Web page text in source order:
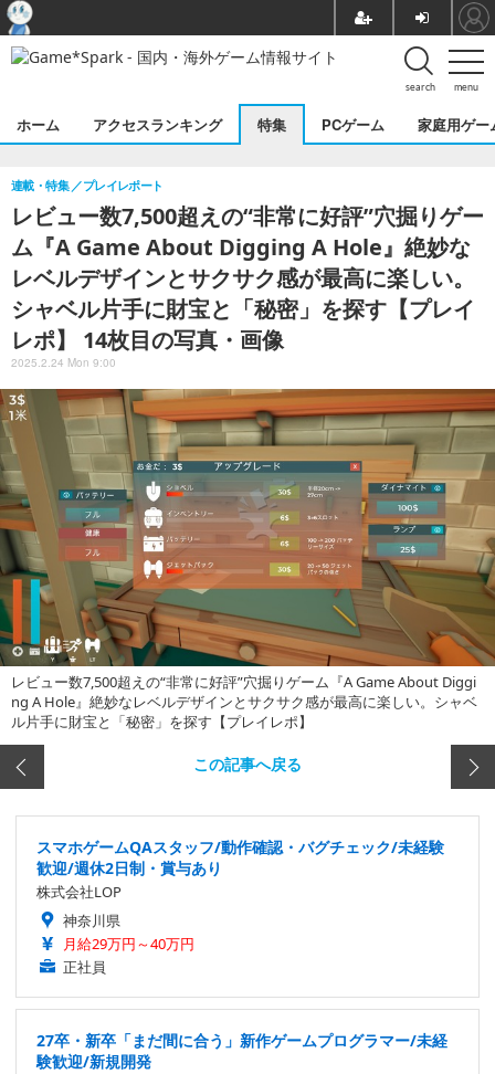
menu
search
ホーム アクセスランキング 特集 PCゲーム 家庭用ゲー
レビュー数7,500超えの“非常に好評”穴掘りゲー
ム『A Game About Digging A Hole』絶妙な
レベルデザインとサクサク感が最高に楽しい。
シャベル片手に財宝と「秘密」を探す【プレイ
レポ】 14枚目の写真・画像
連載・特集 プレイレポート
2025.2.24 Mon 9:00
レビュー数7,500超えの“非常に好評”穴掘りゲーム『A Game About Diggi
ng A Hole』絶妙なレベルデザインとサクサク感が最高に楽しい。シャベ
ル片手に財宝と「秘密」を探す【プレイレポ】
この記事へ戻る
スマホゲームQAスタッフ/動作確認・バグチェック/未経験
歓迎/週休2日制・賞与あり
株式会社LOP
神奈川県
月給29万円～40万円
正社員
27卒・新卒「まだ間に合う」新作ゲームプログラマー/未経
験歓迎/新規開発